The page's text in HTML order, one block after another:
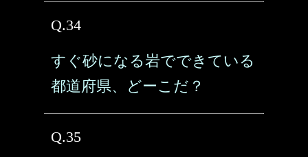
Q.34
すぐ砂になる岩でできている
都道府県、どーこだ？
Q.35